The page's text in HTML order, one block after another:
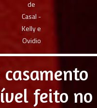
casamento
feito no